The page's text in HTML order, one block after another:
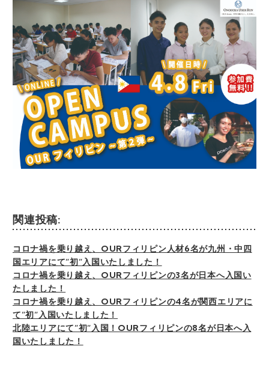
関連投稿:
コロナ禍を乗り越え、OURフィリピン人材6名が九州・中四
国エリアにて”初”入国いたしました！
コロナ禍を乗り越え、OURフィリピンの3名が日本へ入国い
たしました！
コロナ禍を乗り越え、OURフィリピンの4名が関西エリアに
て”初”入国いたしました！
北陸エリアにて”初”入国！OURフィリピンの8名が日本へ入
国いたしました！